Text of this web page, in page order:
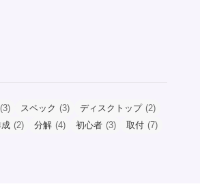
(3) スペック (3) ディスクトップ (2)
(2) 分解 (4) 初心者 (3) 取付 (7)